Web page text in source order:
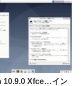
プ環境がXfceで、低ス
ソコンでも対応可能。
ルと日本語入力の設定
あり。
10.9.0 Xfce…イン